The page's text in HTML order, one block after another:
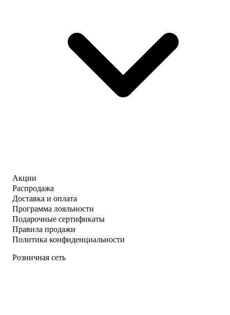
Акции
Распродажа
Доставка и оплата
Программа лояльности
Подарочные сертификаты
Правила продажи
Политика конфиденциальности
Розничная сеть